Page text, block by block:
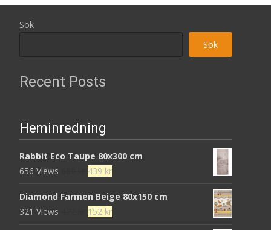
Sök
Sök
Recent Posts
Heminredning
Rabbit Eco Taupe 80x300 cm
656 Views
Det
priset
var:
439 krDet
priset
är:
Diamond Farmen Beige 80x150 cm
321 Views
Det
152 krDet